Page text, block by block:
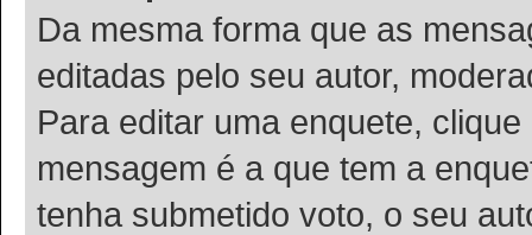
Da mesma forma que as
editadas pelo seu autor,
Para editar uma enquete,
mensagem é a que tem a
tenha submetido voto, o seu